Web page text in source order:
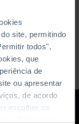
site, permitindo
todos",
que
de
ou apresentar
de acordo
escolher os